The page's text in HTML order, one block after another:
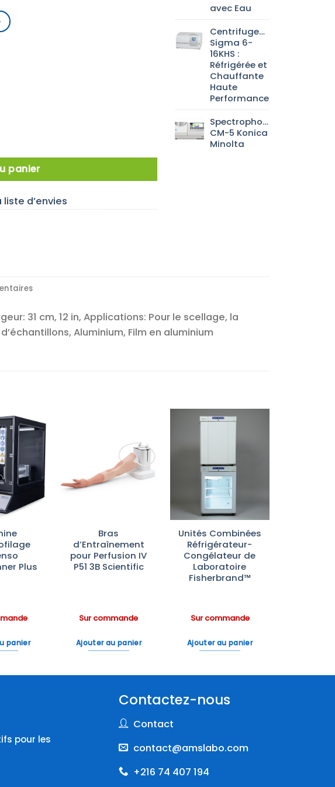
150M
panier
d’envies
avec Eau
Centrifugeuse
Sigma 6-
16KHS :
Réfrigérée et
Chauffante
Haute
Performance
Spectrophotomètre
CM-5 Konica
Minolta
31 cm, 12 in, Applications: Pour le scellage, la
Aluminium, Film en aluminium
Ajouter
à la liste
d’envies
Plus
panier
Ajouter
à la liste
d’envies
Bras
d’Entraînement
pour Perfusion IV
P51 3B Scientific
Sur commande
Ajouter au panier
Ajouter
à la liste
Unités Combinées
Réfrigérateur-
Congélateur de
Laboratoire
Fisherbrand™
Sur commande
Ajouter au panier
pour les
Contactez-nous
Contact
contact@amslabo.com
+216 74 407 194